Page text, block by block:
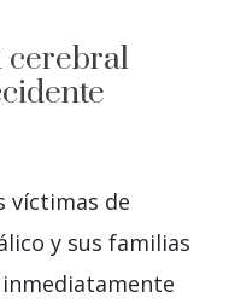
cerebral
víctimas de
y sus familias